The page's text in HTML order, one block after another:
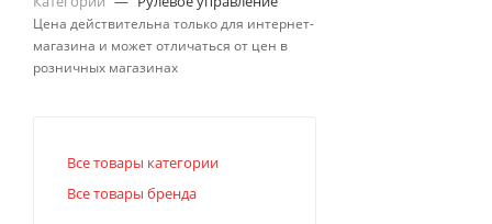
Цена действительна только для интернет-
магазина и может отличаться от цен в
розничных магазинах
Все товары категории
Все товары бренда